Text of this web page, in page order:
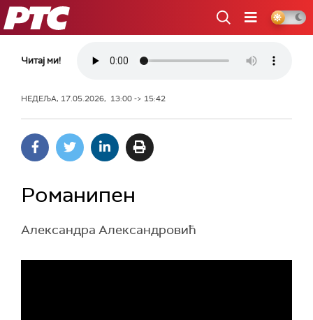
РТС
Читај ми!
НЕДЕЉА, 17.05.2026, 13:00 -> 15:42
Романипен
Александра Александровић